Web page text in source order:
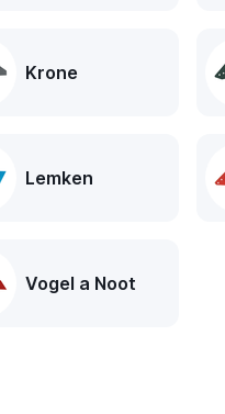
Krone
Lemken
Vogel a Noot